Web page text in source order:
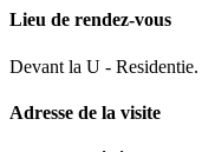
Lieu de rendez-vous
Devant la U - Residentie.
Adresse de la visite